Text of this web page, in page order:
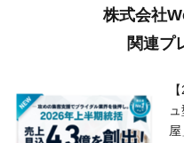
株式会社
関連プ